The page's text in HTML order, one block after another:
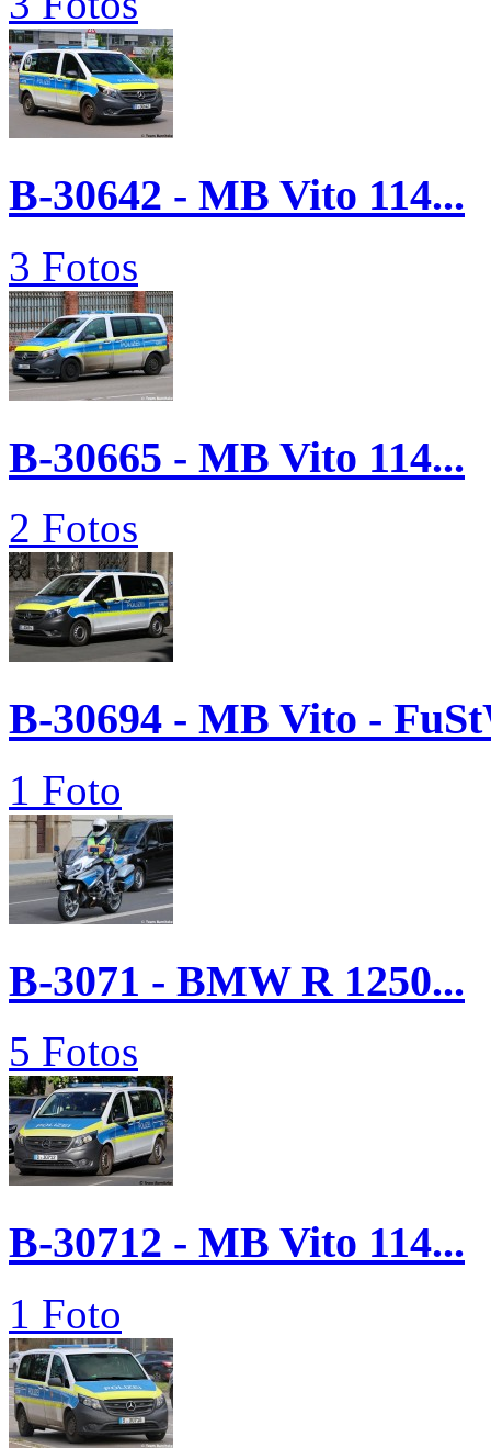
B-30642 - MB Vito 114...
3 Fotos
B-30665 - MB Vito 114...
2 Fotos
B-30694 - MB Vito -
1 Foto
B-3071 - BMW R 1250...
5 Fotos
B-30712 - MB Vito 114...
1 Foto